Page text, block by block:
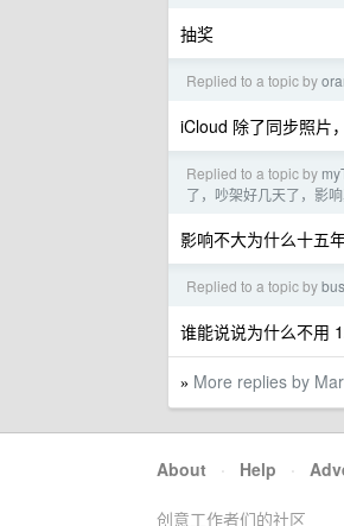
抽奖
Replied to a topic by
iCloud 除了同步照片
Replied to a topic by
了，吵架好几天了，影
影响不大为什么十五
Replied to a topic by
谁能说说为什么不用
» More replies by
About · Help ·
创意工作者们的社区